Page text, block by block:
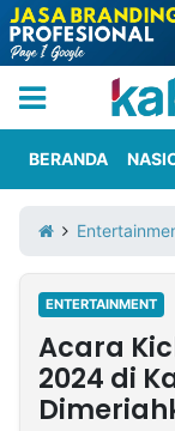
Iklan
Berita
Kami
Nasional
International
Olahraga
Entertainment
Daerah
Pariwisata
Kuliner
Kolom
BERANDA
ENTERTAINMENT
Acara
2024 di